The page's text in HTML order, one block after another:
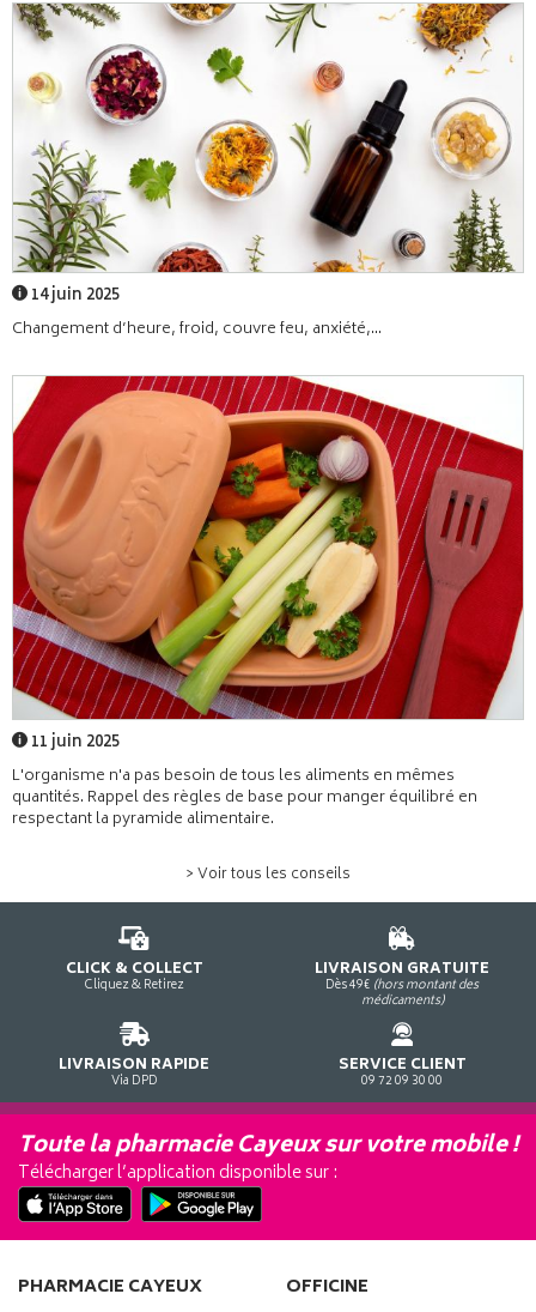
14 juin 2025
Changement d’heure, froid, couvre feu, anxiété,...
11 juin 2025
L'organisme n'a pas besoin de tous les aliments en mêmes
quantités. Rappel des règles de base pour manger équilibré en
respectant la pyramide alimentaire.
> Voir tous les conseils
CLICK & COLLECT
Cliquez & Retirez
LIVRAISON GRATUITE
Dès 49€ (hors montant des
médicaments)
LIVRAISON RAPIDE
Via DPD
SERVICE CLIENT
09 72 09 30 00
Toute la pharmacie Cayeux sur votre mobile !
Télécharger l’application disponible sur :
PHARMACIE CAYEUX OFFICINE